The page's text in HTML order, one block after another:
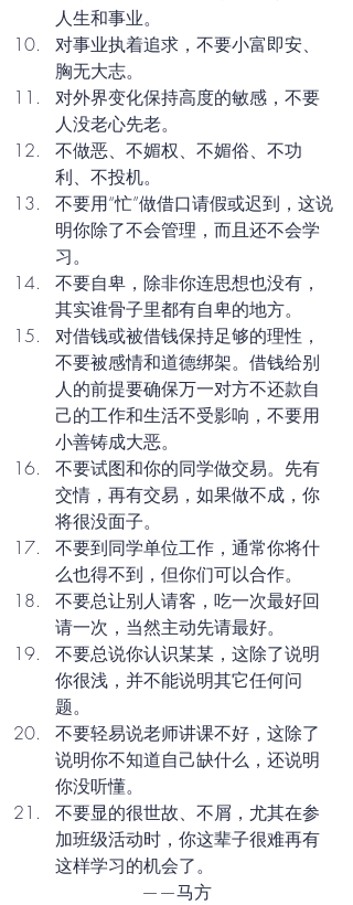
人生和事业。
对事业执着追求，不要小富即安、
胸无大志。
对外界变化保持高度的敏感，不要
人没老心先老。
不做恶、不媚权、不媚俗、不功
利、不投机。
不要用“忙”做借口请假或迟到，这说
明你除了不会管理，而且还不会学
习。
不要自卑，除非你连思想也没有，
其实谁骨子里都有自卑的地方。
对借钱或被借钱保持足够的理性，
不要被感情和道德绑架。借钱给别
人的前提要确保万一对方不还款自
己的工作和生活不受影响，不要用
小善铸成大恶。
不要试图和你的同学做交易。先有
交情，再有交易，如果做不成，你
将很没面子。
不要到同学单位工作，通常你将什
么也得不到，但你们可以合作。
不要总让别人请客，吃一次最好回
请一次，当然主动先请最好。
不要总说你认识某某，这除了说明
你很浅，并不能说明其它任何问
题。​
不要轻易说老师讲课不好，这除了
说明你不知道自己缺什么，还说明
你没听懂。
不要显的很世故、不屑，尤其在参
加班级活动时，你这辈子很难再有
这样学习的机会了。
——马方